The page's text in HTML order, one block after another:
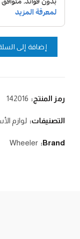
إضافة إلى
رمز المنتج: 142016
التصنيفات: لوازم
Brand:
Wheeler